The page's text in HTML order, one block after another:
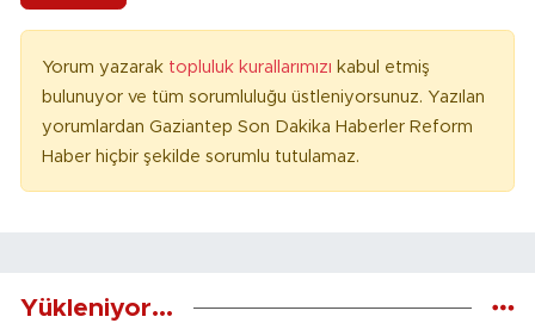
Yorum yazarak topluluk kurallarımızı kabul etmiş
bulunuyor ve tüm sorumluluğu üstleniyorsunuz. Yazılan
yorumlardan Gaziantep Son Dakika Haberler Reform
Haber hiçbir şekilde sorumlu tutulamaz.
Yükleniyor...